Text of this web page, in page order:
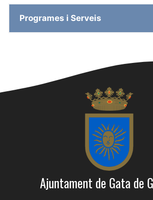
Programes i Serveis
Ajuntament de Gata de